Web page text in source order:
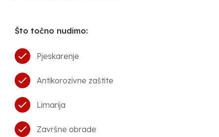
Što točno nudimo:
Pjeskarenje
Antikorozivne zaštite
Limarija
Završne obrade